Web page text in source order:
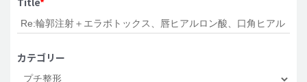
脂肪吸引 (大容量)
カテゴリー